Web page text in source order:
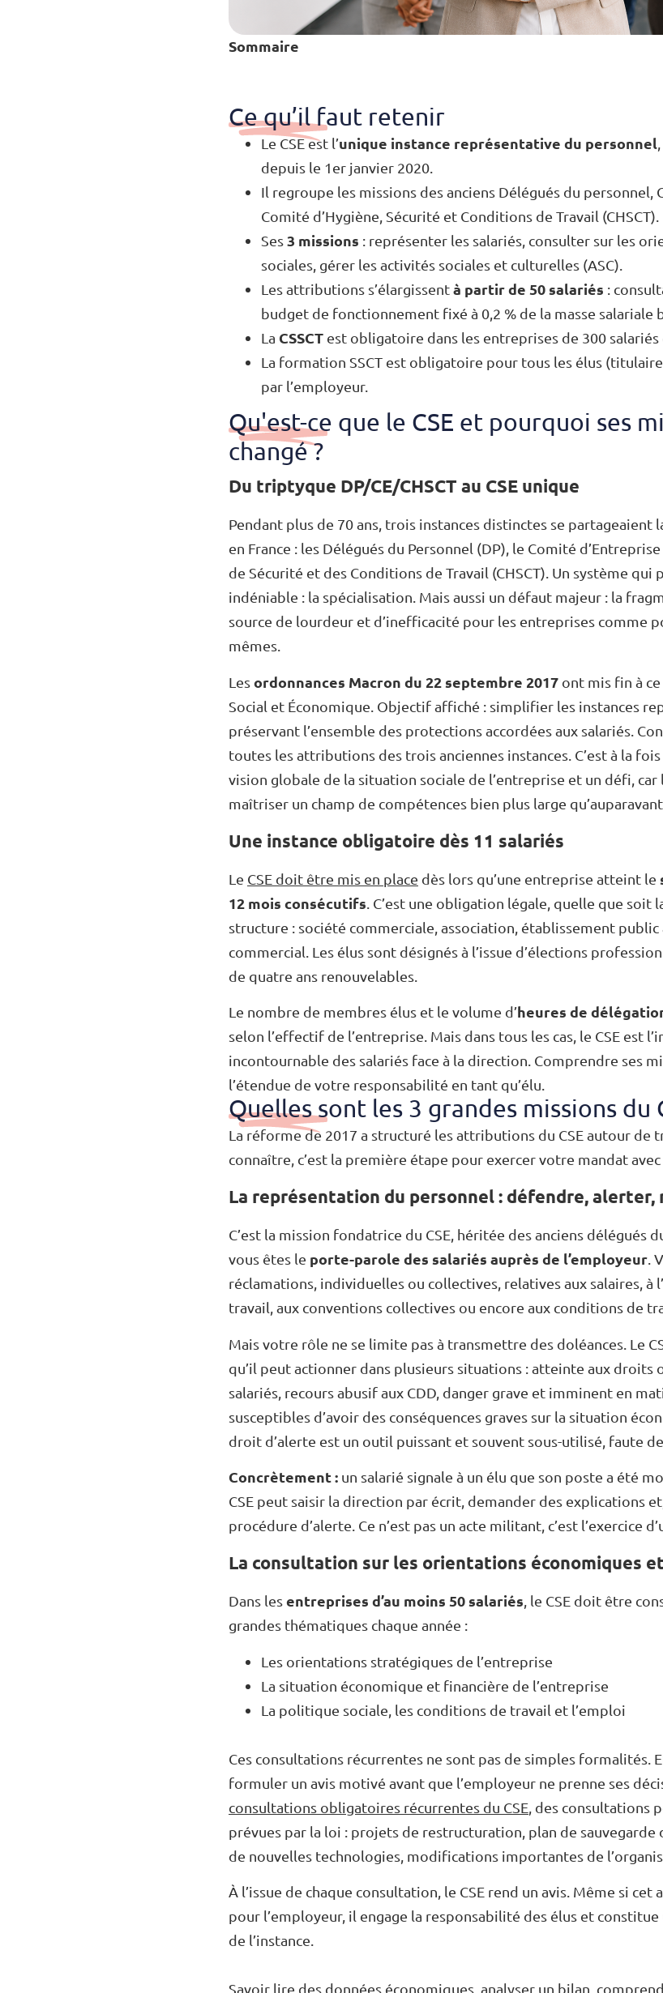
Sommaire
Ce qu’il faut retenir
Le CSE est l’unique instance représentative du personnel
depuis le 1er janvier 2020.
Il regroupe les missions des anciens Délégués du personnel,
Comité d’Hygiène, Sécurité et Conditions de Travail (CHSCT).
Ses3 missions : représenter les salariés, consulter sur les
sociales, gérer les activités sociales et culturelles (ASC).
Les attributions s’élargissentà partir de 50 salariés :
budget de fonctionnement fixé à 0,2 % de la masse salariale
La CSSCT est obligatoire dans les entreprises de 300 salariés
La formation SSCT est obligatoire pour tous les élus
par l’employeur.
Qu'est-ce que le CSE et pourquoi ses
changé ?
Du triptyque DP/CE/CHSCT au CSE unique
Pendant plus de 70 ans, trois instances distinctes se partageaient
en France : les Délégués du Personnel (DP), le Comité
de Sécurité et des Conditions de Travail (CHSCT). Un système qui
indéniable : la spécialisation. Mais aussi un défaut majeur : la
source de lourdeur et d’inefficacité pour les entreprises comme
mêmes.
Lesordonnances Macron du 22 septembre 2017 ont mis fin à
Social et Économique. Objectif affiché : simplifier les instances
préservant l’ensemble des protections accordées aux salariés.
toutes les attributions des trois anciennes instances. C’est à la
vision globale de la situation sociale de l’entreprise et un défi,
maîtriser un champ de compétences bien plus large qu’auparavant.
Une instance obligatoire dès 11 salariés
Le CSE doit être mis en place dès lors qu’une entreprise atteint le
12 mois consécutifs . C’est une obligation légale, quelle que
structure : société commerciale, association, établissement
commercial. Les élus sont désignés à l’issue d’élections
de quatre ans renouvelables.
Le nombre de membres élus et le volume d’heures de
selon l’effectif de l’entreprise. Mais dans tous les cas, le CSE est
incontournable des salariés face à la direction. Comprendre ses
l’étendue de votre responsabilité en tant qu’élu.
Quelles sont les 3 grandes missions du
La réforme de 2017 a structuré les attributions du CSE autour de
connaître, c’est la première étape pour exercer votre mandat avec
La représentation du personnel : défendre, alerter,
C’est la mission fondatrice du CSE, héritée des anciens délégués
vous êtes le porte-parole des salariés auprès de l’employeur .
réclamations, individuelles ou collectives, relatives aux salaires, à
travail, aux conventions collectives ou encore aux conditions de
Mais votre rôle ne se limite pas à transmettre des doléances. Le
qu’il peut actionner dans plusieurs situations : atteinte aux
salariés, recours abusif aux CDD, danger grave et imminent en
susceptibles d’avoir des conséquences graves sur la situation
droit d’alerte est un outil puissant et souvent sous-utilisé, faute
Concrètement : un salarié signale à un élu que son poste a été
CSE peut saisir la direction par écrit, demander des explications
procédure d’alerte. Ce n’est pas un acte militant, c’est l’exercice
La consultation sur les orientations économiques
Dans lesentreprises d’au moins 50 salariés, le CSE doit être
grandes thématiques chaque année :
Les orientations stratégiques de l’entreprise
La situation économique et financière de l’entreprise
La politique sociale, les conditions de travail et l’emploi
Ces consultations récurrentes ne sont pas de simples formalités.
formuler un avis motivé avant que l’employeur ne prenne ses
consultations obligatoires récurrentes du CSE , des consultations
prévues par la loi : projets de restructuration, plan de sauvegarde
de nouvelles technologies, modifications importantes de
À l’issue de chaque consultation, le CSE rend un avis. Même si cet
pour l’employeur, il engage la responsabilité des élus et
de l’instance.
Savoir lire des données économiques, analyser un bilan,